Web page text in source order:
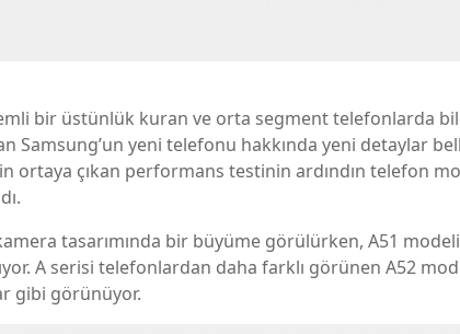
bir üstünlük kuran ve orta segment telefonlarda
Samsung’un yeni telefonu hakkında yeni detaylar
ortaya çıkan performans testinin ardındın telefon
tasarımında bir büyüme görülürken, A51
A serisi telefonlardan daha farklı görünen A52
gibi görünüyor.